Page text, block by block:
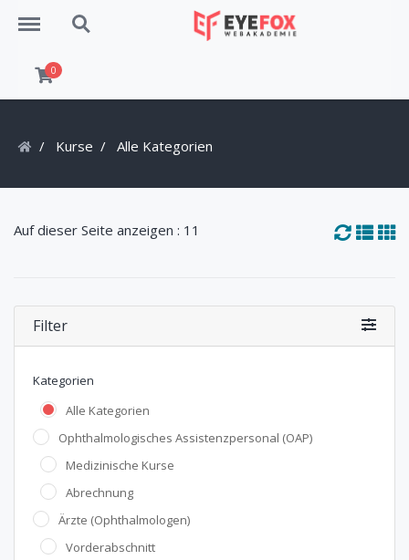
Menu Search
0
Kurse Alle Kategorien
Auf dieser Seite anzeigen : 11
Filter
Kategorien
Alle Kategorien
Ophthalmologisches Assistenzpersonal (OAP)
Medizinische Kurse
Abrechnung
Ärzte (Ophthalmologen)
Vorderabschnitt